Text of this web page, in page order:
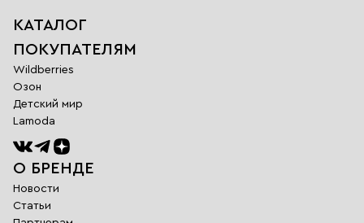
КАТАЛОГ
ПОКУПАТЕЛЯМ
Wildberries
Озон
Детский мир
Lamoda
О БРЕНДЕ
Новости
Статьи